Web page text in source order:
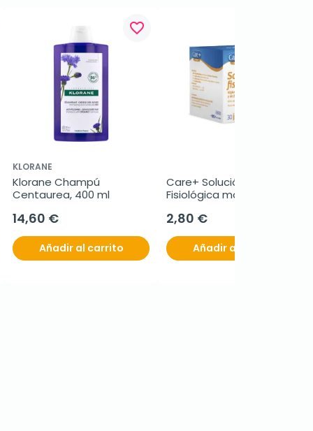
favorite_border
KLORANE
Klorane Champú
Centaurea, 400 ml
14,60 €
Añadir al carrito
Care+ Solución
Fisiológica monodosis, 30
2,80 €
Añadir al carrito